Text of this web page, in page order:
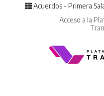
Posted in
Acuerdos - Primera
Acceso a la